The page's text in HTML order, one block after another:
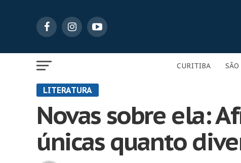
CURITIBA SÃO
LITERATURA
Novas sobre ela:
únicas quanto